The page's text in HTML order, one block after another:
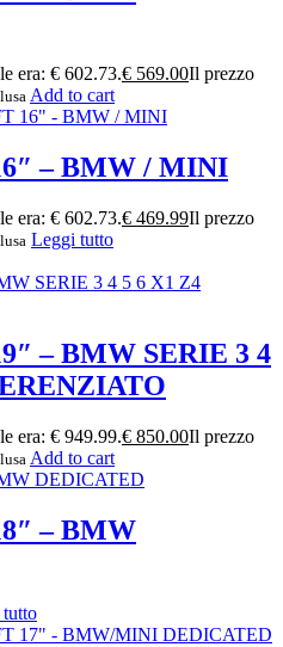
era: € 602.73.€ 569.00Il prezzo
Add to cart
– BMW / MINI
era: € 602.73.€ 469.99Il prezzo
Leggi tutto
– BMW SERIE 3 4
era: € 949.99.€ 850.00Il prezzo
Add to cart
– BMW